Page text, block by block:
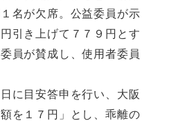
名が欠席。公益委員が示
引き上げて７７９円とす
員が賛成し、使用者委員
に目安答申を行い、大阪
を１７円」とし、乖離の